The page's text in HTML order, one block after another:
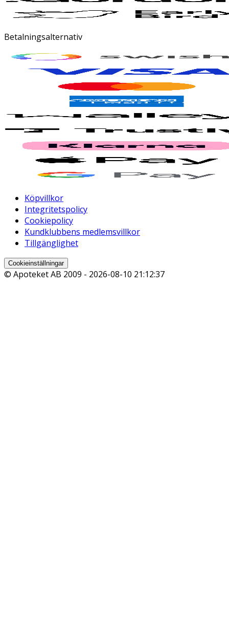
Betalningsalternativ
Köpvillkor
Integritetspolicy
Cookiepolicy
Kundklubbens medlemsvillkor
Tillgänglighet
Cookieinställningar
© Apoteket AB 2009 - 2026-08-10 21:12:37